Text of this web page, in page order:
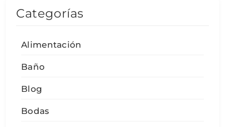
Categorías
Alimentación
Baño
Blog
Bodas